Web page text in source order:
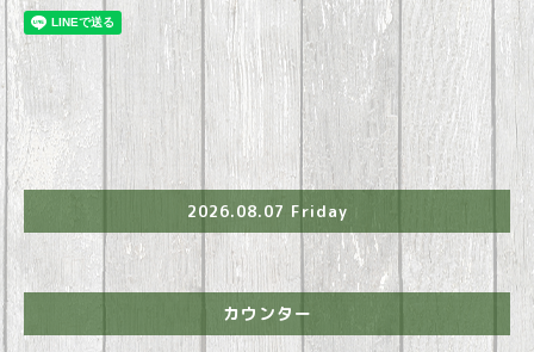
2026.08.07 Friday
カウンター